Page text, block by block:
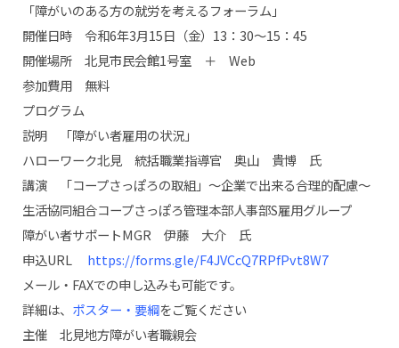
「障がいのある方の就労を考えるフォーラム」
開催日時 令和6年3月15日（金）13：30～15：45
開催場所 北見市民会館1号室 ＋ Web
参加費用 無料
プログラム
説明 「障がい者雇用の状況」
ハローワーク北見 統括職業指導官 奥山 貴博 氏
講演 「コープさっぽろの取組」～企業で出来る合理的配慮～
生活協同組合コープさっぽろ管理本部人事部S雇用グループ
障がい者サポートMGR 伊藤 大介 氏
申込URL https://forms.gle/F4JVCcQ7RPfPvt8W7
メール・FAXでの申し込みも可能です。
詳細は、 ポスター・要綱をご覧ください
主催 北見地方障がい者職親会